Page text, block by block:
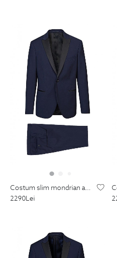
costum slim mondrian albastru uni
2290Lei